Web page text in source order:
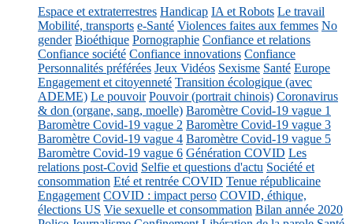
Espace et extraterrestres Handicap IA et Robots Le travail
Mobilité, transports e-Santé Violences faites aux femmes No
gender Bioéthique Pornographie Confiance et relations
Confiance société Confiance innovations Confiance
Personnalités préférées Jeux Vidéos Sexisme Santé Europe
Engagement et citoyenneté Transition écologique (avec
ADEME) Le pouvoir Pouvoir (portrait chinois) Coronavirus
& don (organe, sang, moelle) Baromètre Covid-19 vague 1
Baromètre Covid-19 vague 2 Baromètre Covid-19 vague 3
Baromètre Covid-19 vague 4 Baromètre Covid-19 vague 5
Baromètre Covid-19 vague 6 Génération COVID Les
relations post-Covid Selfie et questions d'actu Société et
consommation Eté et rentrée COVID Tenue républicaine
Engagement COVID : impact perso COVID, éthique,
élections US Vie sexuelle et consommation Bilan année 2020